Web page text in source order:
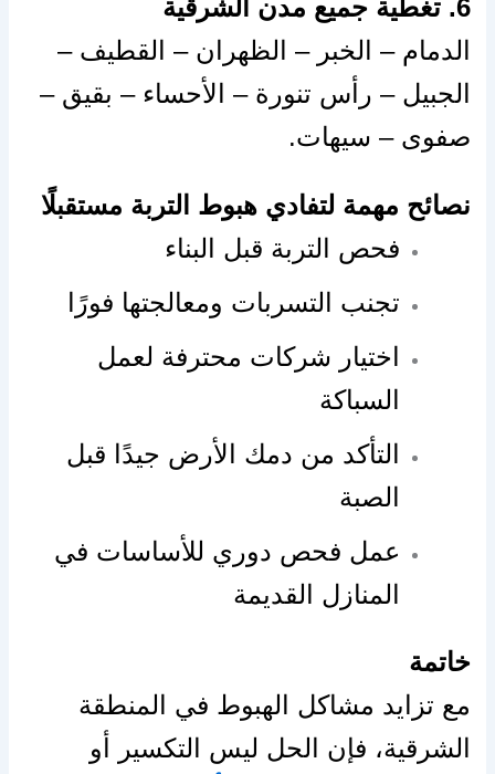
6. تغطية جميع مدن الشرقية
الدمام – الخبر – الظهران – القطيف –
الجبيل – رأس تنورة – الأحساء – بقيق –
صفوى – سيهات.
نصائح مهمة لتفادي هبوط التربة مستقبلًا
فحص التربة قبل البناء
تجنب التسربات ومعالجتها فورًا
اختيار شركات محترفة لعمل
السباكة
التأكد من دمك الأرض جيدًا قبل
الصبة
عمل فحص دوري للأساسات في
المنازل القديمة
خاتمة
مع تزايد مشاكل الهبوط في المنطقة
الشرقية، فإن الحل ليس التكسير أو